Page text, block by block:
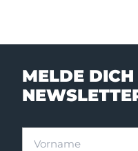
MELDE DICH